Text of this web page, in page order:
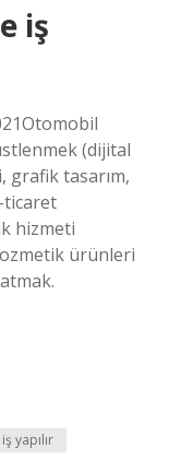
iş
(dijital
grafik tasarım,
ticaret
hizmeti
ürünleri
yapılır